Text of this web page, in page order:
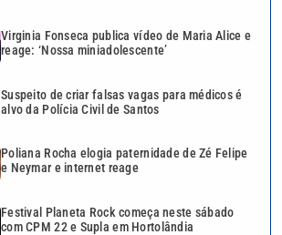
Virginia Fonseca publica vídeo de Maria Alice e
reage: ‘Nossa miniadolescente’
Suspeito de criar falsas vagas para médicos é
alvo da Polícia Civil de Santos
Poliana Rocha elogia paternidade de Zé Felipe
e Neymar e internet reage
Festival Planeta Rock começa neste sábado
com CPM 22 e Supla em Hortolândia